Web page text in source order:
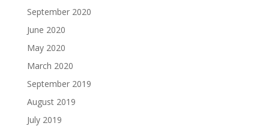
September 2020
June 2020
May 2020
March 2020
September 2019
August 2019
July 2019